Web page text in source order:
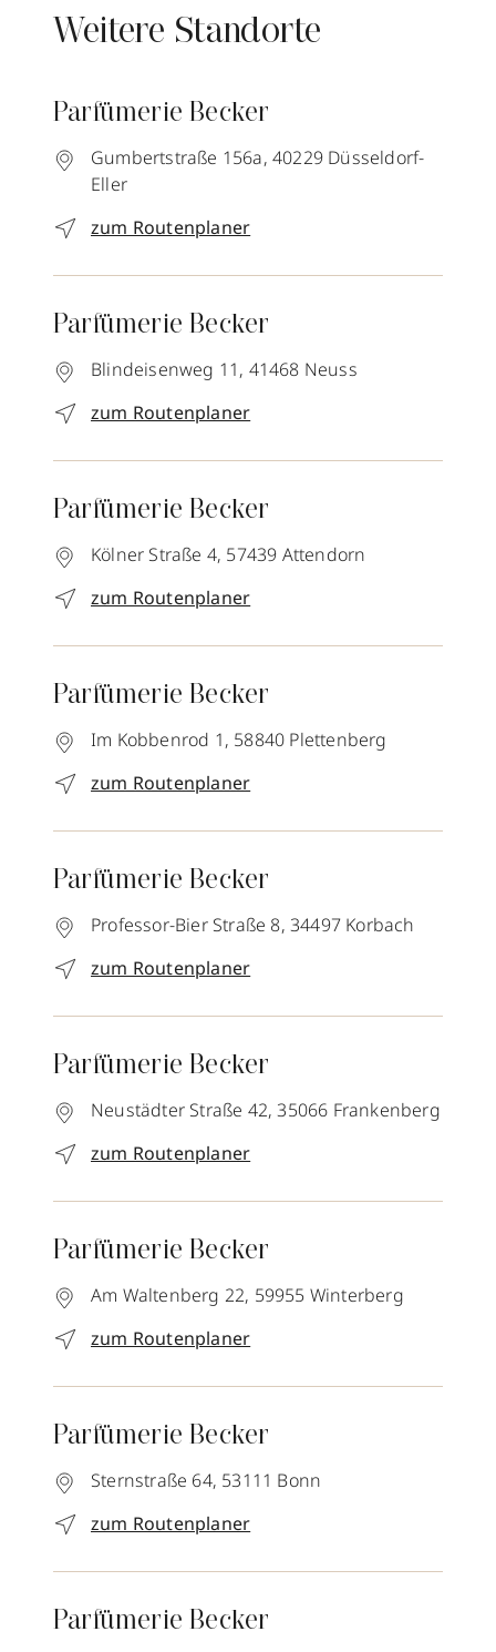
Weitere Standorte
Parfümerie Becker
Gumbertstraße 156a, 40229 Düsseldorf-
Eller
zum Routenplaner
Parfümerie Becker
Blindeisenweg 11, 41468 Neuss
zum Routenplaner
Parfümerie Becker
Kölner Straße 4, 57439 Attendorn
zum Routenplaner
Parfümerie Becker
Im Kobbenrod 1, 58840 Plettenberg
zum Routenplaner
Parfümerie Becker
Professor-Bier Straße 8, 34497 Korbach
zum Routenplaner
Parfümerie Becker
Neustädter Straße 42, 35066 Frankenberg
zum Routenplaner
Parfümerie Becker
Am Waltenberg 22, 59955 Winterberg
zum Routenplaner
Parfümerie Becker
Sternstraße 64, 53111 Bonn
zum Routenplaner
Parfümerie Becker